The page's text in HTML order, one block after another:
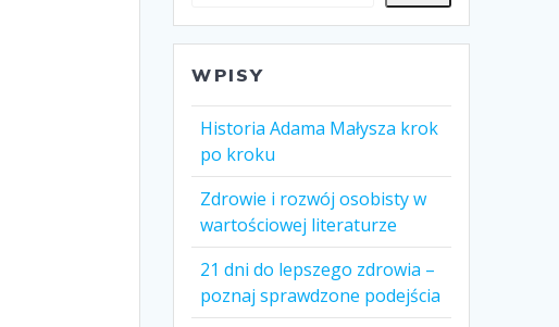
WPISY
Historia Adama Małysza krok
po kroku
Zdrowie i rozwój osobisty w
wartościowej literaturze
21 dni do lepszego zdrowia –
poznaj sprawdzone podejścia